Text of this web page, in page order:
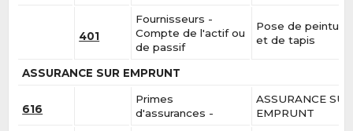
401
Fournisseurs -
Compte de l'actif ou
de passif
Pose de peinture
et de tapis
ASSURANCE SUR EMPRUNT
616
Primes
d'assurances -
ASSURANCE SUR
EMPRUNT